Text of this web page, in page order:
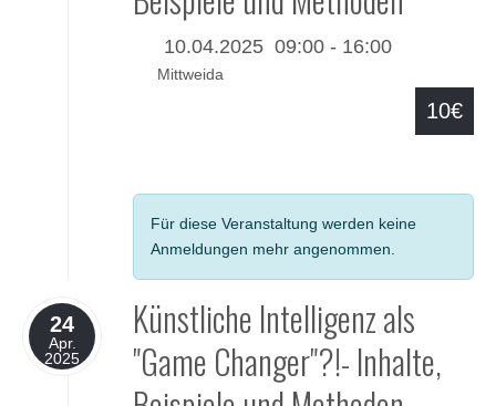
10.04.2025 09:00- 16:00
Mittweida
10€
Für diese Veranstaltung werden keine
Anmeldungen mehr angenommen.
24
Apr.
2025
Künstliche Intelligenz als
"Game Changer"?!- Inhalte,